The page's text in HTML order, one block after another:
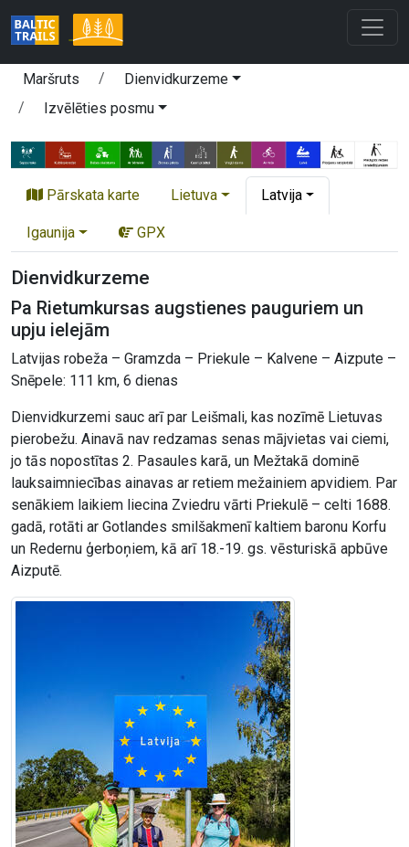
Maršruts
Dienvidkurzeme
Izvēlēties posmu
Pārskata karte Lietuva Latvija
Igaunija GPX
Dienvidkurzeme
Pa Rietumkursas augstienes pauguriem un
upju ielejām
Latvijas robeža – Gramzda – Priekule – Kalvene – Aizpute –
Snēpele: 111 km, 6 dienas
Dienvidkurzemi sauc arī par Leišmali, kas nozīmē Lietuvas
pierobežu. Ainavā nav redzamas senas mājvietas vai ciemi,
jo tās nopostītas 2. Pasaules karā, un Mežtakā dominē
lauksaimniecības ainavas ar retiem mežainiem apvidiem. Par
senākiem laikiem liecina Zviedru vārti Priekulē – celti 1688.
gadā, rotāti ar Gotlandes smilšakmenī kaltiem baronu Korfu
un Redernu ģerboņiem, kā arī 18.-19. gs. vēsturiskā apbūve
Aizputē.